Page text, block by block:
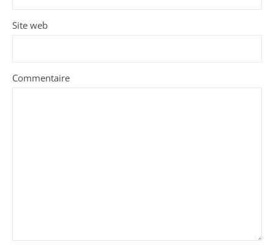
Site web
Commentaire